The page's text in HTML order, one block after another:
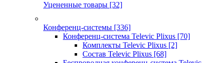
Уцененные товары [32]
Конференц-системы [336]
Конференц-система Televic Plixus [70]
Комплекты Televic Plixus [2]
Состав Televic Plixus [68]